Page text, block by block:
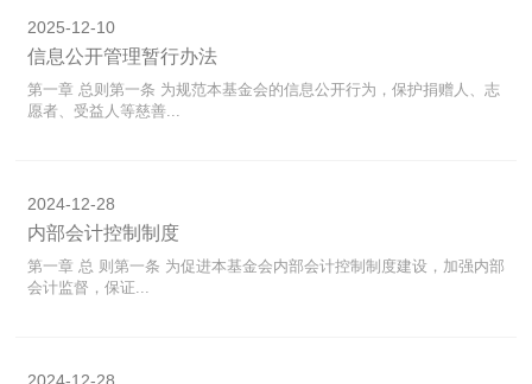
2025-12-10
信息公开管理暂行办法
第一章 总则第一条 为规范本基金会的信息公开行为，保护捐赠人、志
愿者、受益人等慈善...
2024-12-28
内部会计控制制度
第一章 总 则第一条 为促进本基金会内部会计控制制度建设，加强内部
会计监督，保证...
2024-12-28